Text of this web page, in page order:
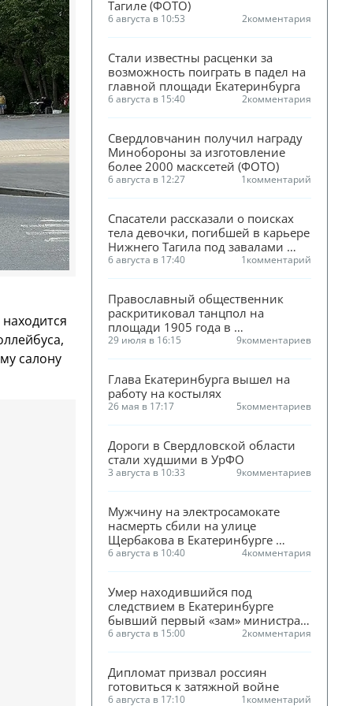
салону
Тагиле (ФОТО)
6 августа в 10:53 2комментария
Стали известны расценки за
возможность поиграть в падел на
главной площади Екатеринбурга
6 августа в 15:40 2комментария
Свердловчанин получил награду
Минобороны за изготовление
более 2000 масксетей (ФОТО)
6 августа в 12:27 1комментарий
Спасатели рассказали о поисках
тела девочки, погибшей в карьере
Нижнего Тагила под завалами
песка
6 августа в 17:40 1комментарий
Православный общественник
раскритиковал танцпол на
площади 1905 года в
Екатеринбурге
29 июля в 16:15 9комментариев
Глава Екатеринбурга вышел на
работу на костылях
26 мая в 17:17 5комментариев
Дороги в Свердловской области
стали худшими в УрФО
3 августа в 10:33 9комментариев
Мужчину на электросамокате
насмерть сбили на улице
Щербакова в Екатеринбурге
(ФОТО)
6 августа в 10:40 4комментария
Умер находившийся под
следствием в Екатеринбурге
бывший первый «зам» министра
ЖКХ Смирнова
6 августа в 15:00 2комментария
Дипломат призвал россиян
готовиться к затяжной войне
6 августа в 17:10 1комментарий